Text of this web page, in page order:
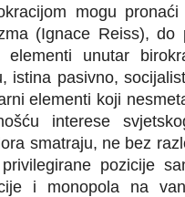
mogu
(Ignace Reiss), do
elementi unutar
istina pasivno,
elementi koji
interese
smatraju, ne bez
pozicije
i monopola na